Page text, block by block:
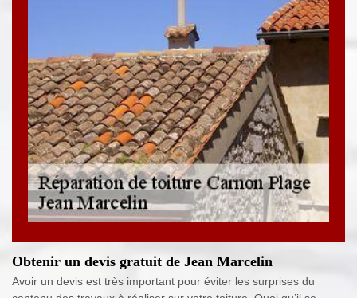
Obtenir un devis gratuit de Jean Marcelin
Avoir un devis est très important pour éviter les surprises du